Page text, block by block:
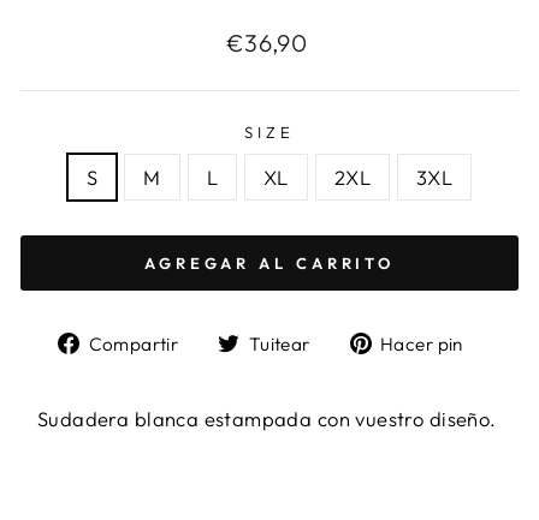
Precio
€36,90
SIZE
S M L XL 2XL 3XL
AGREGAR AL CARRITO
Compartir
Compartir
Tuitear
TuitearHacer pin
Sudadera blanca estampada con vuestro diseño.